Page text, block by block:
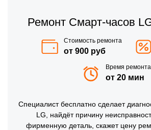
Ремонт Смарт-часов
Стоимость ремонта
от 900 руб
Время ремонта
от 20 мин
Специалист бесплатно сделает
LG, найдёт причину
фирменную деталь, скажет цену